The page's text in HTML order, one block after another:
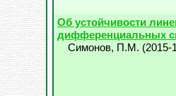
Об устойчивости
дифференциальных
Симонов, П.М. (2015-